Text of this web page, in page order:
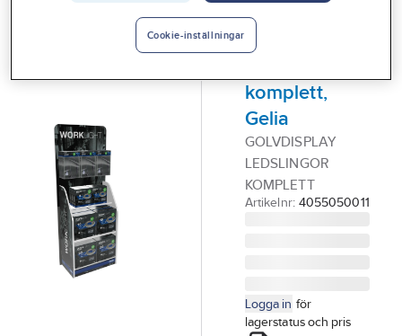
LED-slingor
komplett,
Gelia
GOLVDISPLAY
LEDSLINGOR
KOMPLETT
Artikelnr: 4055050011
Logga in för
lagerstatus och pris
Cookie-inställningar